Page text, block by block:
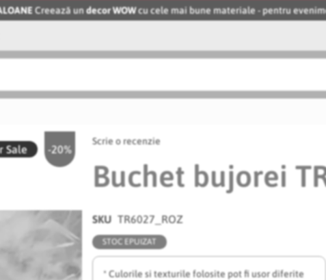
Creează undecor WOWcu cele mai bune materiale - pentru
-20%
Sale
Scrie o recenzie
Buchet bujorei
SKU TR6027_ROZ
STOC EPUIZAT
* Culorile si texturile folosite pot fi usor diferite